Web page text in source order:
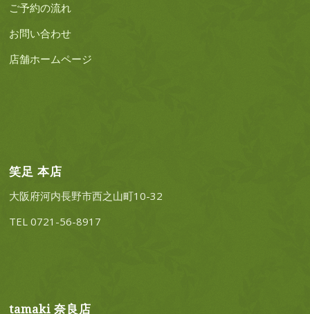
ご予約の流れ
お問い合わせ
店舗ホームページ
笑足 本店
大阪府河内長野市西之山町10-32
TEL 0721-56-8917
tamaki 奈良店